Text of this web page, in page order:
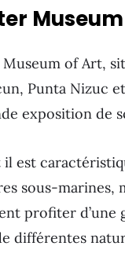
of Art,
Punta Nizuc
exposition de
il est
sous-marines,
profiter d’une
différentes